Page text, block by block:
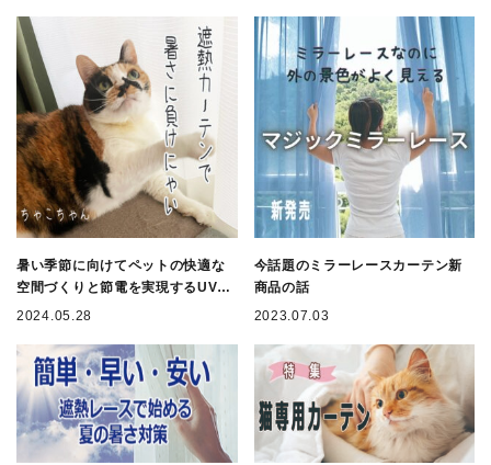
暑い季節に向けてペットの快適な
空間づくりと節電を実現するUVカ
ット80%のペット専用遮熱レース
2024.05.28
今話題のミラーレースカーテン新
商品の話
2023.07.03